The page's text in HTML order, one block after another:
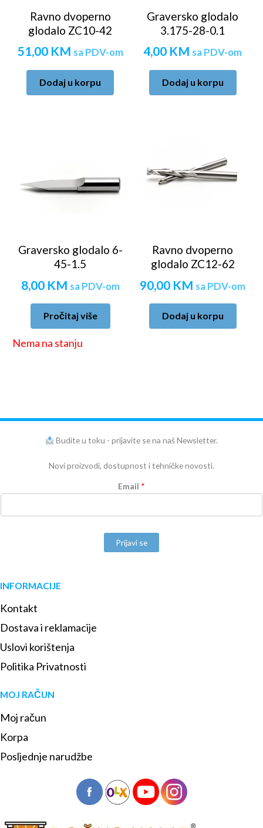
Ravno dvoperno
glodalo ZC10-42
51,00 KM sa PDV-om
Dodaj u korpu
Graversko glodalo
3.175-28-0.1
4,00 KM sa PDV-om
Dodaj u korpu
Graversko glodalo 6-
45-1.5
8,00 KM sa PDV-om
Pročitaj više
Nema na stanju
Ravno dvoperno
glodalo ZC12-62
90,00 KM sa PDV-om
Dodaj u korpu
Budite u toku - prijavite se na naš Newsletter.
Novi proizvodi, dostupnost i tehničke novosti.
Email *
Prijavi se
INFORMACIJE
Kontakt
Dostava i reklamacije
Uslovi korištenja
Politika Privatnosti
MOJ RAČUN
Moj račun
Korpa
Posljednje narudžbe